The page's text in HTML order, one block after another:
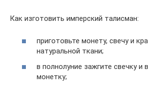
Как изготовить имперский талисман:
приготовьте монету, свечу и
натуральной ткани;
в полнолуние зажгите свечку и
монетку;